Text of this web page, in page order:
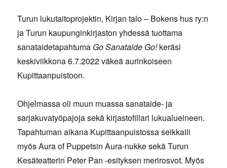
Turun lukutaitoprojektin, Kirjan talo – Bokens hus ry:n
ja Turun kaupunginkirjaston yhdessä tuottama
sanataidetapahtuma Go Sanataide Go!keräsi
keskiviikkona 6.7.2022 väkeä aurinkoiseen
Kupittaanpuistoon.
Ohjelmassa oli muun muassa sanataide- ja
sarjakuvatyöpajoja sekä kirjastofillari lukualueineen.
Tapahtuman aikana Kupittaanpuistossa seikkaili
myös Aura of Puppetsin Aura-nukke sekä Turun
Kesäteatterin Peter Pan -esityksen merirosvot. Myös